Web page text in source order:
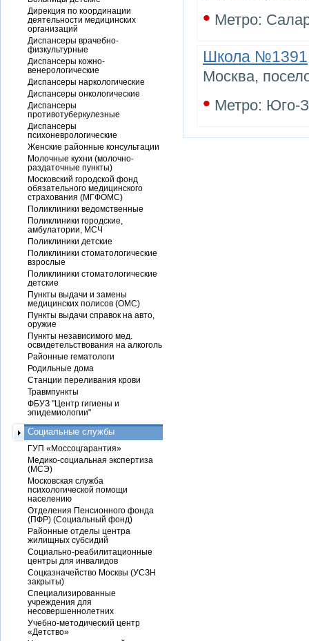
• Метро:
Школа №1391
Москва,
• Метро: Юго-
Дирекция по координации
деятельности медицинских
организаций
Диспансеры врачебно-
физкультурные
Диспансеры кожно-
венерологические
Диспансеры наркологические
Диспансеры онкологические
Диспансеры
противотуберкулезные
Диспансеры
психоневрологические
Женские районные консультации
Молочные кухни (молочно-
раздаточные пункты)
Московский городской фонд
обязательного медицинского
страхования (МГФОМС)
Поликлиники ведомственные
Поликлиники городские,
амбулатории, МСЧ
Поликлиники детские
Поликлиники стоматологические
взрослые
Поликлиники стоматологические
детские
Пункты выдачи и замены
медицинских полисов (ОМС)
Пункты выдачи справок на авто,
оружие
Пункты независимого мед.
освидетельствования на алкоголь
Районные гематологи
Родильные дома
Станции переливания крови
Травмпункты
ФБУЗ "Центр гигиены и
эпидемиологии"
Социальные службы
ГУП «Моссоцгарантия»
Медико-социальная экспертиза
(МСЭ)
Московская служба
психологической помощи
населению
Отделения Пенсионного фонда
(ПФР) (Социальный фонд)
Районные отделы центра
жилищных субсидий
Социально-реабилитационные
центры для инвалидов
Соцказначейство Москвы (УСЗН
закрыты)
Специализированные
учреждения для
несовершеннолетних
Учебно-методический центр
«Детство»